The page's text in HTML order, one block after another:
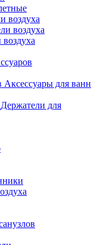
воздуха
Аксессуары для ванн
Держатели для